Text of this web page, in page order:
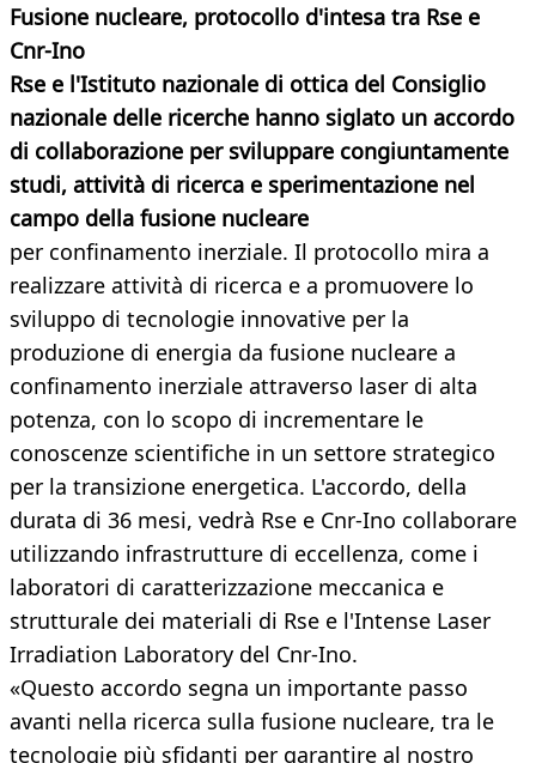
Fusione nucleare, protocollo d'intesa tra Rse e
Cnr-Ino
Rse e l'Istituto nazionale di ottica del Consiglio
nazionale delle ricerche hanno siglato un accordo
di collaborazione per sviluppare congiuntamente
studi, attività di ricerca e sperimentazione nel
campo della fusione nucleare
per confinamento inerziale. Il protocollo mira a
realizzare attività di ricerca e a promuovere lo
sviluppo di tecnologie innovative per la
produzione di energia da fusione nucleare a
confinamento inerziale attraverso laser di alta
potenza, con lo scopo di incrementare le
conoscenze scientifiche in un settore strategico
per la transizione energetica. L'accordo, della
durata di 36 mesi, vedrà Rse e Cnr-Ino collaborare
utilizzando infrastrutture di eccellenza, come i
laboratori di caratterizzazione meccanica e
strutturale dei materiali di Rse e l'Intense Laser
Irradiation Laboratory del Cnr-Ino.
«Questo accordo segna un importante passo
avanti nella ricerca sulla fusione nucleare, tra le
tecnologie più sfidanti per garantire al nostro